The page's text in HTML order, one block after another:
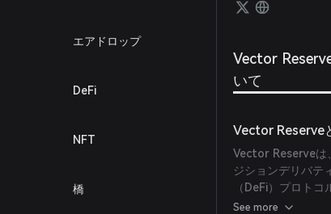
エアドロップ
DeFi
NFT
橋
Vector
いて
Vector Reserve
Vector Reserveは
ジションデリバテ
（DeFi）プロト
で、従来のステー
See more